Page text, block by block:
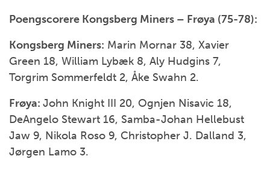
Poengscorere Kongsberg Miners – Frøya (75-78):
Kongsberg Miners: Marin Mornar 38, Xavier
Green 18, William Lybæk 8, Aly Hudgins 7,
Torgrim Sommerfeldt 2, Åke Swahn 2.
Frøya: John Knight III 20, Ognjen Nisavic 18,
DeAngelo Stewart 16, Samba-Johan Hellebust
Jaw 9, Nikola Roso 9, Christopher J. Dalland 3,
Jørgen Lamo 3.